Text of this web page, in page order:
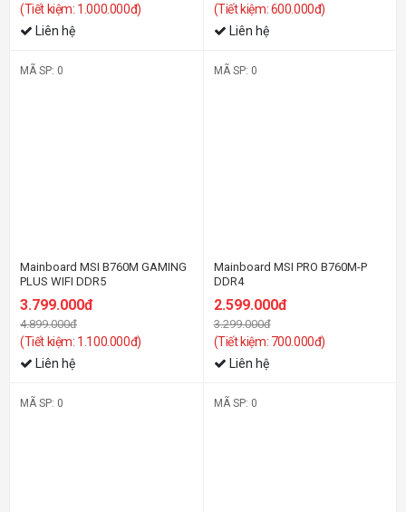
(Tiết kiệm: 1.000.000đ)
Liên hệ
(Tiết kiệm: 600.000đ)
Liên hệ
MÃ SP: 0
Mainboard MSI B760M GAMING
PLUS WIFI DDR5
3.799.000đ
4.899.000đ
(Tiết kiệm: 1.100.000đ)
Liên hệ
MÃ SP: 0
Mainboard MSI PRO B760M-P
DDR4
2.599.000đ
3.299.000đ
(Tiết kiệm: 700.000đ)
Liên hệ
MÃ SP: 0 MÃ SP: 0